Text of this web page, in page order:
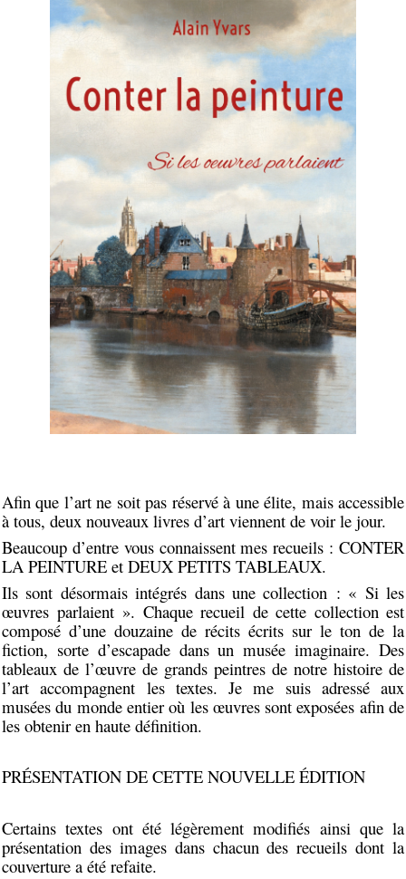
Afin que l’art ne soit pas réservé à une élite, mais accessible
à tous, deux nouveaux livres d’art viennent de voir le jour.
Beaucoup d’entre vous connaissent mes recueils : CONTER
LA PEINTURE et DEUX PETITS TABLEAUX.
Ils sont désormais intégrés dans une collection : « Si les
œuvres parlaient ». Chaque recueil de cette collection est
composé d’une douzaine de récits écrits sur le ton de la
fiction, sorte d’escapade dans un musée imaginaire. Des
tableaux de l’œuvre de grands peintres de notre histoire de
l’art accompagnent les textes. Je me suis adressé aux
musées du monde entier où les œuvres sont exposées afin de
les obtenir en haute définition.
PRÉSENTATION DE CETTE NOUVELLE ÉDITION
Certains textes ont été légèrement modifiés ainsi que la
présentation des images dans chacun des recueils dont la
couverture a été refaite.